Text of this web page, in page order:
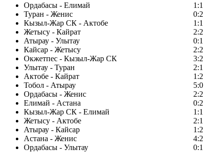
Ордабасы - Елимай
1:1
Туран - Женис
0:2
Кызыл-Жар СК - Актобе
1:1
Жетысу - Кайрат
2:2
Атырау - Улытау
0:1
Кайсар - Жетысу
2:2
Окжетпес - Кызыл-Жар СК
3:2
Улытау - Туран
2:1
Актобе - Кайрат
1:2
Тобол - Атырау
5:0
Ордабасы - Женис
2:2
Елимай - Астана
0:2
Кызыл-Жар СК - Елимай
1:1
Жетысу - Актобе
2:1
Атырау - Кайсар
1:2
Астана - Женис
4:2
Ордабасы - Улытау
0:1